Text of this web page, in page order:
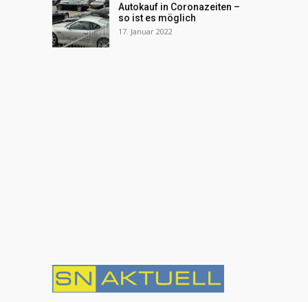
Autokauf in Coronazeiten –
so ist es möglich
17. Januar 2022